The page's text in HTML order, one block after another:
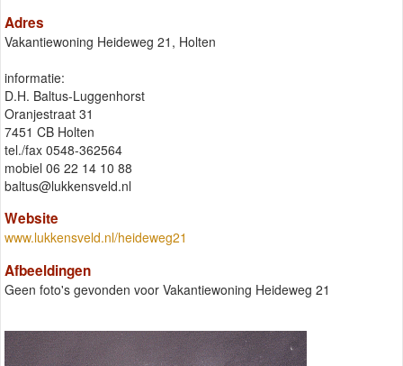
Adres
Vakantiewoning Heideweg 21, Holten
informatie:
D.H. Baltus-Luggenhorst
Oranjestraat 31
7451 CB Holten
tel./fax 0548-362564
mobiel 06 22 14 10 88
baltus@lukkensveld.nl
Website
www.lukkensveld.nl/heideweg21
Afbeeldingen
Geen foto's gevonden voor Vakantiewoning Heideweg 21